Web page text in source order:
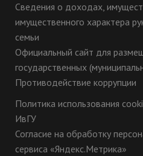
Сведения о доходах,
имущественного характера
семьи
Официальный сайт для
государственных
Противодействие коррупции
Политика использования
ИвГУ
Согласие на обработку
сервиса «Яндекс.Метрика»